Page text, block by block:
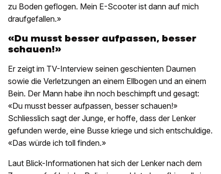
zu Boden geflogen. Mein E-Scooter ist dann auf mich
draufgefallen.»
«Du musst besser aufpassen, besser
schauen!»
Er zeigt im TV-Interview seinen geschienten Daumen
sowie die Verletzungen an einem Ellbogen und an einem
Bein. Der Mann habe ihn noch beschimpft und gesagt:
«Du musst besser aufpassen, besser schauen!»
Schliesslich sagt der Junge, er hoffe, dass der Lenker
gefunden werde, eine Busse kriege und sich entschuldige.
«Das würde ich toll finden.»
Laut Blick-Informationen hat sich der Lenker nach dem